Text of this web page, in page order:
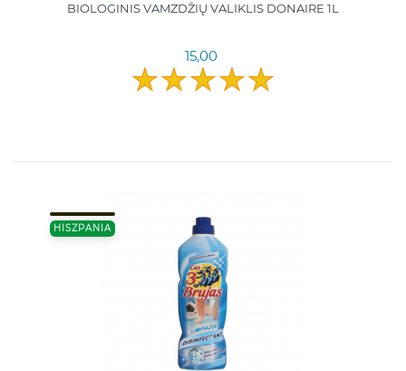
BIOLOGINIS VAMZDŽIŲ VALIKLIS DONAIRE 1L
15,00
HISZPANIA